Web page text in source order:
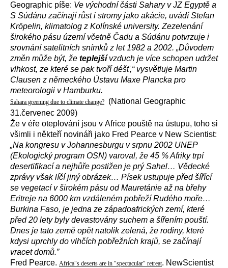
Geographic píše: Ve východní části Sahary v JZ Egyptě a
S Súdánu začínají růst i stromy jako akácie, uvádí Stefan
Kröpelin, klimatolog z Kolínské university. Zezelenání
širokého pásu území včetně Čadu a Súdánu potvrzuje i
srovnání satelitních snímků z let 1982 a 2002. „Důvodem
změn může být, že teplejšívzduch je více schopen udržet
vlhkost, ze které se pak tvoří déšť,“ vysvětluje Martin
Clausen z německého Ústavu Maxe Plancka pro
meteorologii v Hamburku.
Sahara greening due to climate change?
(National Geographic
31.červenec 2009)
Že v éře oteplování jsou v Africe pouště na ústupu, toho si
všimli i někteří novináři jako Fred Pearce v New Scientist:
„Na kongresu v Johannesburgu v srpnu 2002 UNEP
(Ekologický program OSN) varoval, že 45 % Afriky trpí
desertifikací a nejhůře postižen je prý Sahel… Vědecké
zprávy však líčí jiný obrázek… Písek ustupuje před šířící
se vegetací v širokém pásu od Mauretánie až na břehy
Eritreje na 6000 km vzdáleném pobřeží Rudého moře…
Burkina Faso, je jedna ze západoafrických zemí, které
před 20 lety byly devastovány suchem a šířením pouští.
Dnes je tato země opět natolik zelená, že rodiny, které
kdysi uprchly do vlhčích pobřežních krajů, se začínají
vracet domů.”
Fred Pearce. Africa"s deserts are in "spectacular" retreat. NewScientist